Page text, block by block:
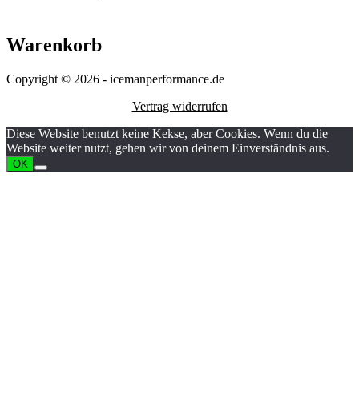
Warenkorb
Copyright © 2026 - icemanperformance.de
Vertrag widerrufen
Diese Website benutzt keine Kekse, aber Cookies. Wenn du die
Website weiter nutzt, gehen wir von deinem Einverständnis aus.
OK